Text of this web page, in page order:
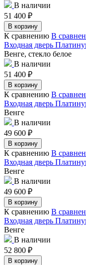
В наличии
51 400 ₽
В корзину
К сравнению В
Входная дверь
Венге, стекло белое
В наличии
51 400 ₽
В корзину
К сравнению В
Входная дверь
Венге
В наличии
49 600 ₽
В корзину
К сравнению В
Входная дверь
Венге
В наличии
49 600 ₽
В корзину
К сравнению В
Входная дверь
Венге
В наличии
52 800 ₽
В корзину